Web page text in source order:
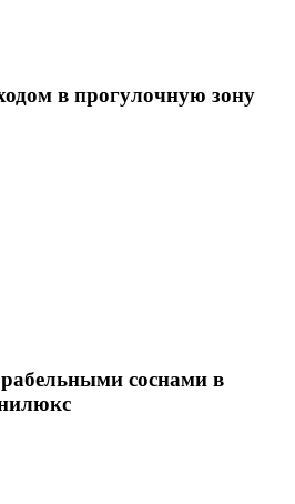
в прогулочную зону
соснами в